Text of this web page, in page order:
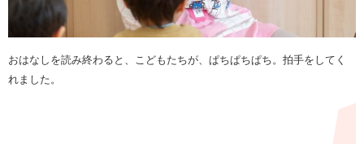
おはなしを読み終わると、こどもたちが、ぱちぱちぱち。拍手をしてく
れました。